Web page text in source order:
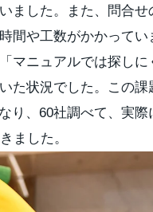
ました。また、問合せ
間や工数がかかって
マニュアルでは探し
た状況でした。この
り、60社調べて、実
ました。